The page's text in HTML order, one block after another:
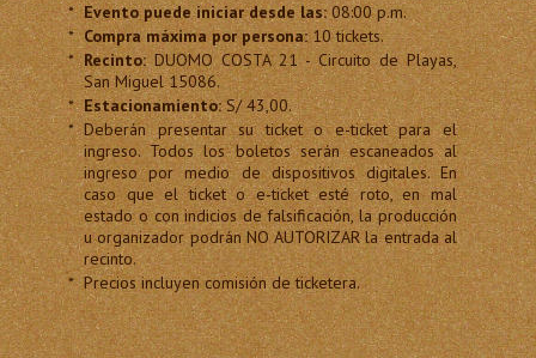
* Evento puede iniciar desde las:08:00 p.m.
* Compra máxima por persona:10 tickets.
* Recinto:DUOMO COSTA 21 - Circuito de Playas,
San Miguel 15086.
* Estacionamiento:S/ 43,00.
* Deberán presentar su ticket o e-ticket para el
ingreso. Todos los boletos serán escaneados al
ingreso por medio de dispositivos digitales. En
caso que el ticket o e-ticket esté roto, en mal
estado o con indicios de falsificación, la producción
u organizador podrán NO AUTORIZAR la entrada al
recinto.
* Precios incluyen comisión de ticketera.